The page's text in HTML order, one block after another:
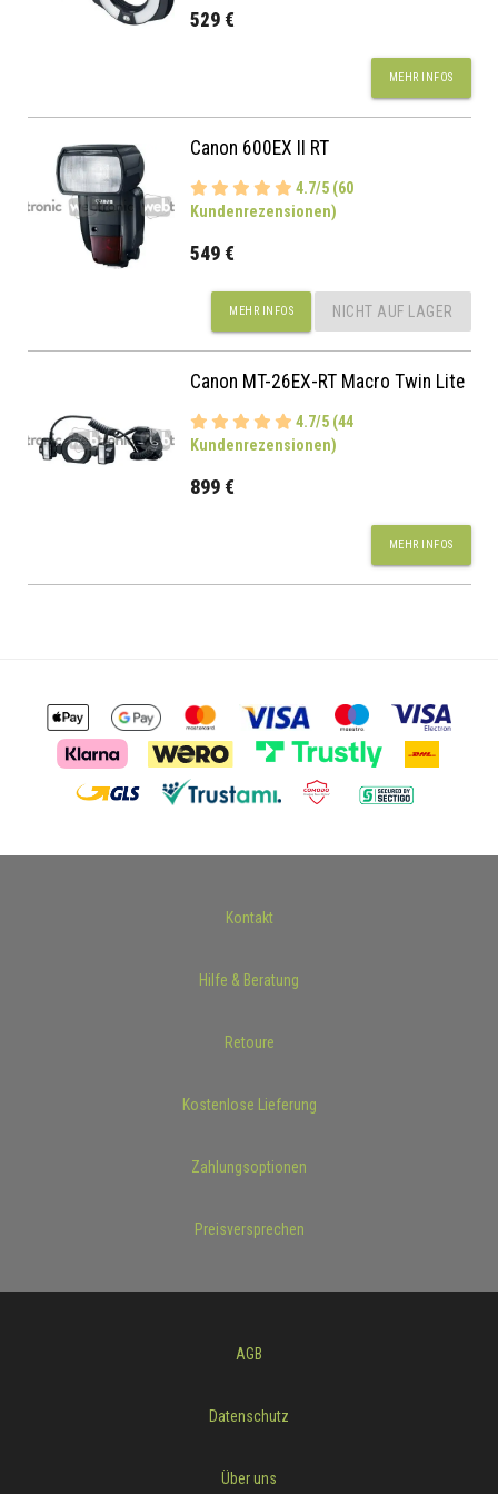
529 €
MEHR INFOS
Canon 600EX II RT
4.7/5 (60
Kundenrezensionen)
549 €
MEHR INFOS NICHT AUF LAGER
Canon MT-26EX-RT Macro Twin Lite
4.7/5 (44
Kundenrezensionen)
899 €
MEHR INFOS
Kontakt
Hilfe & Beratung
Retoure
Kostenlose Lieferung
Zahlungsoptionen
Preisversprechen
AGB
Datenschutz
Über uns